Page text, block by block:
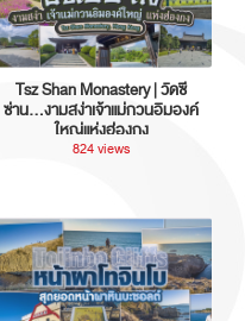
Tsz Shan Monastery | วัดซี
ซ่าน…งามสง่าเจ้าแม่กวนอิมองค์
ใหญ่แห่งฮ่องกง
824 views